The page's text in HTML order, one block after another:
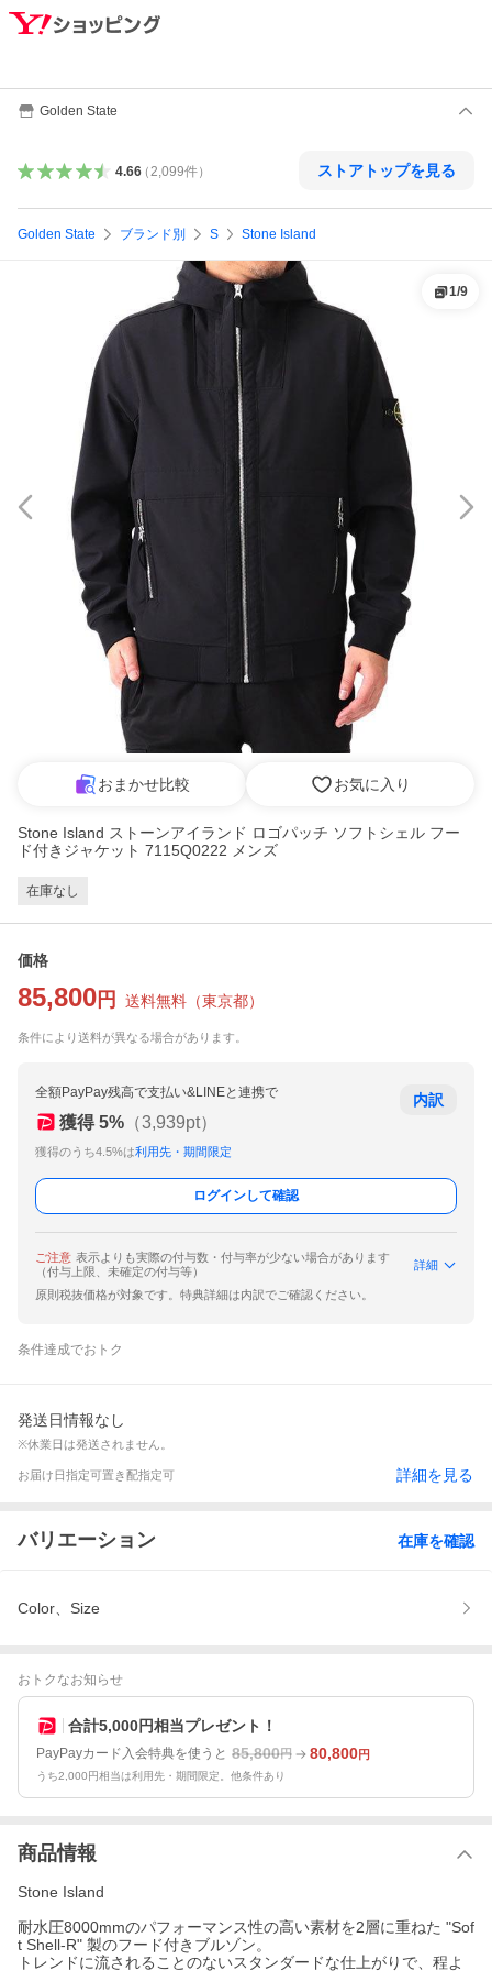
Golden State
4.66（ 2,099件） ストアトップを見る
Golden State ブランド別 S Stone Island
1/9
おまかせ比較 お気に入り
Stone Island ストーンアイランド ロゴパッチ ソフトシェル フー
ド付きジャケット 7115Q0222 メンズ
在庫なし
価格
85,800 円 送料無料 （東京都）
条件により送料が異なる場合があります。
全額PayPay残高で支払い&LINEと連携で
獲得 5% （3,939pt）
獲得のうち4.5%は利用先・期間限定
内訳
ログインして確認
ご注意 表示よりも実際の付与数・付与率が少ない場合があります
（付与上限、未確定の付与等）
詳細
原則税抜価格が対象です。特典詳細は内訳でご確認ください。
条件達成でおトク
発送日情報なし
※休業日は発送されません。
お届け日指定可置き配指定可 詳細を見る
バリエーション 在庫を確認
Color、Size
おトクなお知らせ
合計5,000円相当プレゼント！
PayPayカード入会特典を使うと 85,800円 80,800円
うち2,000円相当は利用先・期間限定。他条件あり
商品情報
Stone Island
耐水圧8000mmのパフォーマンス性の高い素材を2層に重ねた "Sof
t Shell-R" 製のフード付きブルゾン。
トレンドに流されることのないスタンダードな仕上がりで、程よ